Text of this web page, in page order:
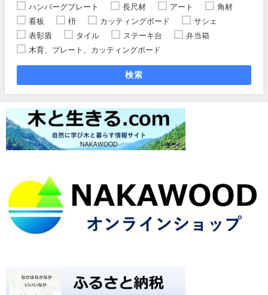
ハンバーグプレート
長尺材 アート
角材
看板
枡 カッティングボード
サシェ
表彰盾
タイル ステーキ台
弁当箱
木育、プレート、カッティングボード
検索